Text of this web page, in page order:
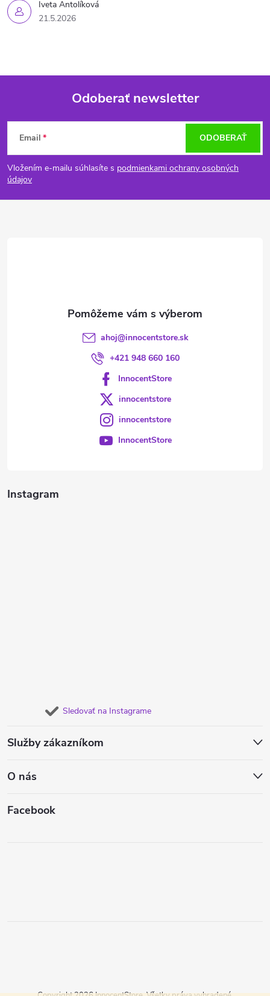
Iveta Antolíková
21.5.2026
Z
á
p
Odoberať newsletter
Email
Vložením e-mailu súhlasíte s podmienkami ochrany osobných
údajov
ODOBERAŤ
Instagram
Sledovať na Instagrame
Služby zákazníkom
O nás
Facebook
ahoj@innocentstore.sk
+421 948 660 160
InnocentStore
innocentstore
innocentstore
InnocentStore